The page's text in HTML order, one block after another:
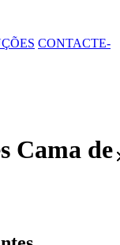
CONTACTE-
Cama de